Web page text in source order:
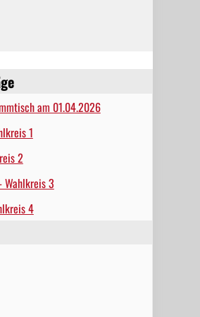
am 01.04.2026
1
2
Wahlkreis 3
4